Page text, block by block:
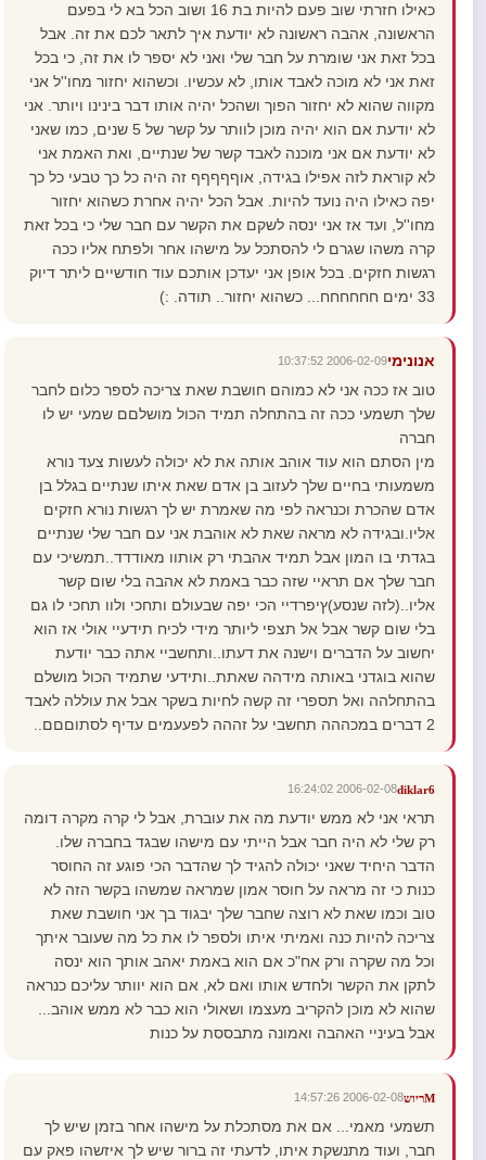
כאילו חזרתי שוב פעם להיות בת 16 ושוב הכל בא לי בפעם
הראשונה, אהבה ראשונה לא יודעת איך לתאר לכם את זה. אבל
בכל זאת אני שומרת על חבר שלי ואני לא יספר לו את זה, כי בכל
זאת אני לא מוכה לאבד אותו, לא עכשיו. וכשהוא יחזור מחו''ל אני
מקווה שהוא לא יחזור הפוך ושהכל יהיה אותו דבר בינינו ויותר. אני
לא יודעת אם הוא יהיה מוכן לוותר על קשר של 5 שנים, כמו שאני
לא יודעת אם אני מוכנה לאבד קשר של שנתיים, ואת האמת אני
לא קוראת לזה אפילו בגידה, אוףףףףף זה היה כל כך טבעי כל כך
יפה כאילו היה נועד להיות. אבל הכל יהיה אחרת כשהוא יחזור
מחו''ל, ועד אז אני ינסה לשקם את הקשר עם חבר שלי כי בכל זאת
קרה משהו שגרם לי להסתכל על מישהו אחר ולפתח אליו ככה
רגשות חזקים. בכל אופן אני יעדכן אותכם עוד חודשיים ליתר דיוק
33 ימים חחחחחח... כשהוא יחזור.. תודה. :)
אנונימי2006-02-09 10:37:52
טוב אז ככה אני לא כמוהם חושבת שאת צריכה לספר כלום לחבר
שלך תשמעי ככה זה בהתחלה תמיד הכול מושלםם שמעי יש לו
חברה
מין הסתם הוא עוד אוהב אותה את לא יכולה לעשות צעד נורא
משמעותי בחיים שלך לעזוב בן אדם שאת איתו שנתיים בגלל בן
אדם שהכרת וכנראה לפי מה שאמרת יש לך רגשות נורא חזקים
אליו.ובגידה לא מראה שאת לא אוהבת אני עם חבר שלי שנתיים
בגדתי בו המון אבל תמיד אהבתי רק אותוו מאודדד..תמשיכי עם
חבר שלך אם תראיי שזה כבר באמת לא אהבה בלי שום קשר
אליו..(לזה שנסע)ץיפרדיי הכי יפה שבעולם ותחכי ולוו תחכי לו גם
בלי שום קשר אבל אל תצפי ליותר מידי לכיח תידעיי אולי אז הוא
יחשוב על הדברים וישנה את דעתו..ותחשביי אתה כבר יודעת
שהוא בוגדני באותה מידהה שאתת..ותידעי שתמיד הכול מושלם
בהתחלהה ואל תספרי זה קשה לחיות בשקר אבל את עוללה לאבד
2 דברים במכההה תחשבי על זההה לפעעמים עדיף לסתוםםם..
diklar6
2006-02-08 16:24:02
תראי אני לא ממש יודעת מה את עוברת, אבל לי קרה מקרה דומה
רק שלי לא היה חבר אבל הייתי עם מישהו שבגד בחברה שלו.
הדבר היחיד שאני יכולה להגיד לך שהדבר הכי פוגע זה החוסר
כנות כי זה מראה על חוסר אמון שמראה שמשהו בקשר הזה לא
טוב וכמו שאת לא רוצה שחבר שלך יבגוד בך אני חושבת שאת
צריכה להיות כנה ואמיתי איתו ולספר לו את כל מה שעובר איתך
וכל מה שקרה ורק אח"כ אם הוא באמת יאהב אותך הוא ינסה
לתקן את הקשר ולחדש אותו ואם לא, אם הוא יוותר עליכם כנראה
שהוא לא מוכן להקריב מעצמו ושאולי הוא כבר לא ממש אוהב...
אבל בעיניי האהבה ואמונה מתבססת על כנות
Mריוש 2006-02-08 14:57:26
תשמעי מאמי... אם את מסתכלת על מישהו אחר בזמן שיש לך
חבר, ועוד מתנשקת איתו, לדעתי זה ברור שיש לך איזשהו פאק עם